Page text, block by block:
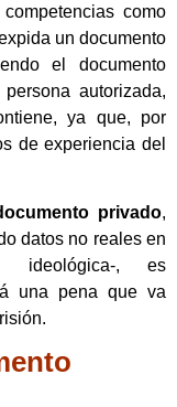
como
un documento
el documento
autorizada,
ya que, por
de experiencia del
privado,
datos no reales en
ideológica-, es
una pena que va